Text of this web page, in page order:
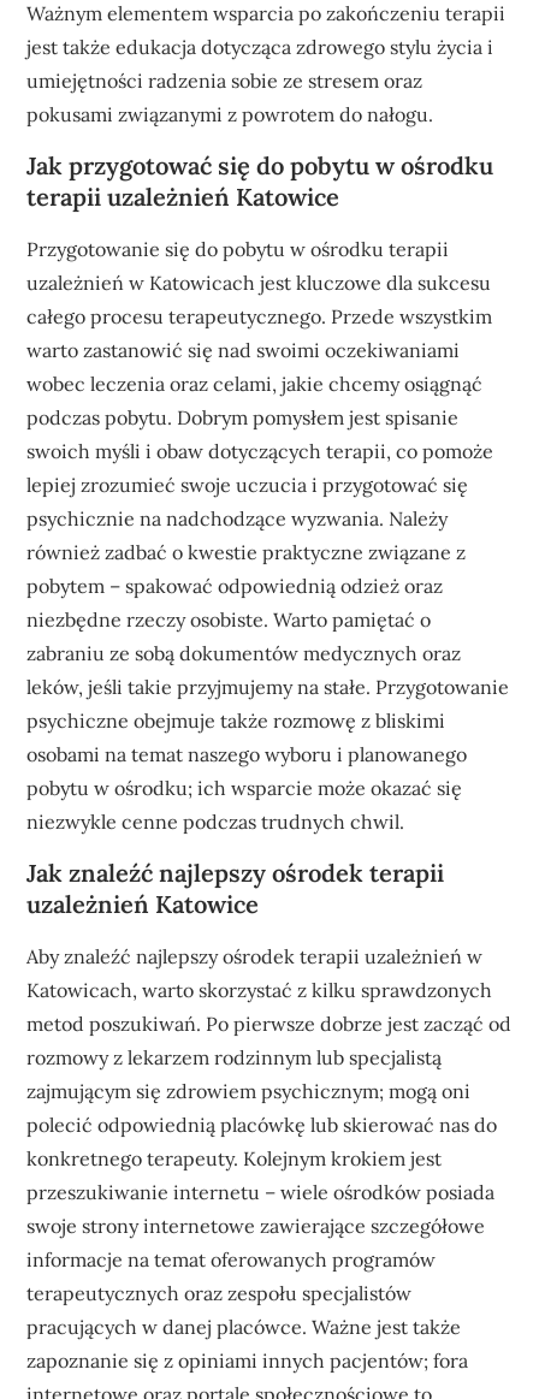
Ważnym elementem wsparcia po zakończeniu terapii
jest także edukacja dotycząca zdrowego stylu życia i
umiejętności radzenia sobie ze stresem oraz
pokusami związanymi z powrotem do nałogu.
Jak przygotować się do pobytu w ośrodku
terapii uzależnień Katowice
Przygotowanie się do pobytu w ośrodku terapii
uzależnień w Katowicach jest kluczowe dla sukcesu
całego procesu terapeutycznego. Przede wszystkim
warto zastanowić się nad swoimi oczekiwaniami
wobec leczenia oraz celami, jakie chcemy osiągnąć
podczas pobytu. Dobrym pomysłem jest spisanie
swoich myśli i obaw dotyczących terapii, co pomoże
lepiej zrozumieć swoje uczucia i przygotować się
psychicznie na nadchodzące wyzwania. Należy
również zadbać o kwestie praktyczne związane z
pobytem – spakować odpowiednią odzież oraz
niezbędne rzeczy osobiste. Warto pamiętać o
zabraniu ze sobą dokumentów medycznych oraz
leków, jeśli takie przyjmujemy na stałe. Przygotowanie
psychiczne obejmuje także rozmowę z bliskimi
osobami na temat naszego wyboru i planowanego
pobytu w ośrodku; ich wsparcie może okazać się
niezwykle cenne podczas trudnych chwil.
Jak znaleźć najlepszy ośrodek terapii
uzależnień Katowice
Aby znaleźć najlepszy ośrodek terapii uzależnień w
Katowicach, warto skorzystać z kilku sprawdzonych
metod poszukiwań. Po pierwsze dobrze jest zacząć od
rozmowy z lekarzem rodzinnym lub specjalistą
zajmującym się zdrowiem psychicznym; mogą oni
polecić odpowiednią placówkę lub skierować nas do
konkretnego terapeuty. Kolejnym krokiem jest
przeszukiwanie internetu – wiele ośrodków posiada
swoje strony internetowe zawierające szczegółowe
informacje na temat oferowanych programów
terapeutycznych oraz zespołu specjalistów
pracujących w danej placówce. Ważne jest także
zapoznanie się z opiniami innych pacjentów; fora
internetowe oraz portale społecznościowe to